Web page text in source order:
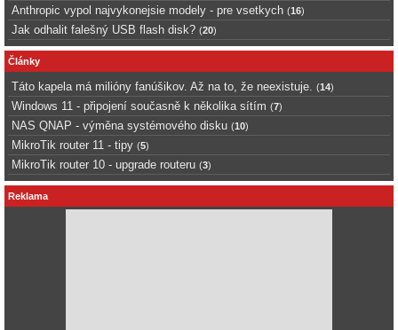
Anthropic vypol najvykonejsie modely - pre vsetkych (16)
Jak odhalit falešný USB flash disk? (20)
Články
Táto kapela má milióny fanúšikov. Až na to, že neexistuje. (14)
Windows 11 - připojení současně k několika sítím (7)
NAS QNAP - výměna systémového disku (10)
MikroTik router 11 - tipy (5)
MikroTik router 10 - upgrade routeru (3)
Reklama